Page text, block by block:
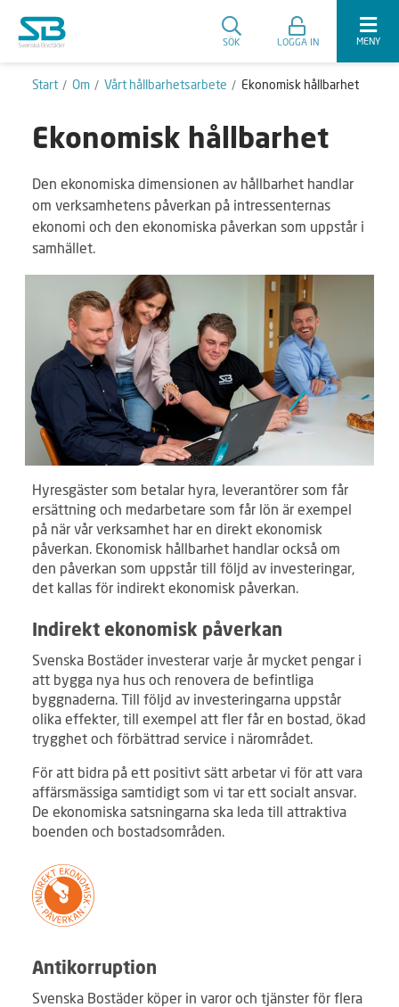
SÖK LOGGA IN MENY
Start Om Vårt hållbarhetsarbete Ekonomisk hållbarhet
Ekonomisk hållbarhet
Den ekonomiska dimensionen av hållbarhet handlar
om verksamhetens påverkan på intressenternas
ekonomi och den ekonomiska påverkan som uppstår i
samhället.
Hyresgäster som betalar hyra, leverantörer som får
ersättning och medarbetare som får lön är exempel
på när vår verksamhet har en direkt ekonomisk
påverkan. Ekonomisk hållbarhet handlar också om
den påverkan som uppstår till följd av investeringar,
det kallas för indirekt ekonomisk påverkan.
Indirekt ekonomisk påverkan
Svenska Bostäder investerar varje år mycket pengar i
att bygga nya hus och renovera de befintliga
byggnaderna. Till följd av investeringarna uppstår
olika effekter, till exempel att fler får en bostad, ökad
trygghet och förbättrad service i närområdet.
För att bidra på ett positivt sätt arbetar vi för att vara
affärsmässiga samtidigt som vi tar ett socialt ansvar.
De ekonomiska satsningarna ska leda till attraktiva
boenden och bostadsområden.
Antikorruption
Svenska Bostäder köper in varor och tjänster för flera